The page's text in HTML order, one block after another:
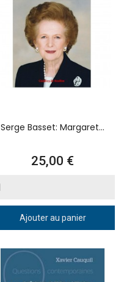
Serge Basset: Margaret...
Prix
25,00 €
Ajouter au panier